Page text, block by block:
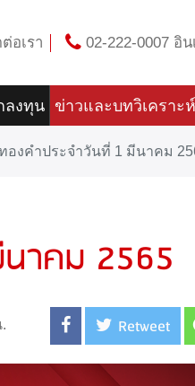
อเรา 02-222-0007 อิ
ลงทุน ข่าวและบทวิเคราะห์
องคำประจำวันที่ 1 มีนาคม
นาคม 2565
Retweet